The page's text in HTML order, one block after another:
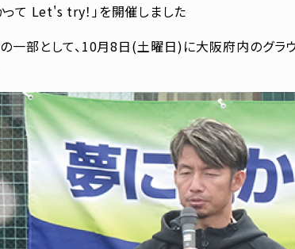
て Let's try！」を開催しました
一部として、10月8日(土曜日)に大阪府内のグ